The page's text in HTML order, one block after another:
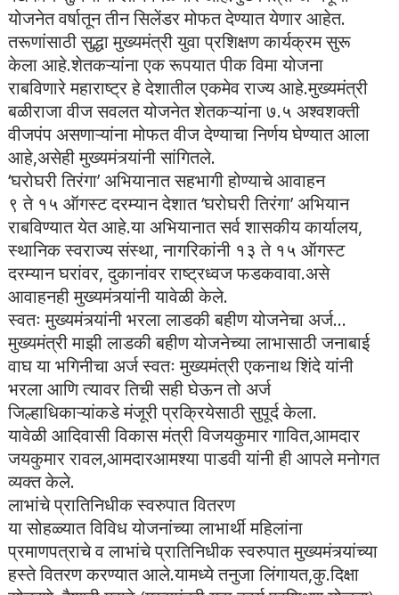
योजनेत वर्षातून तीन सिलेंडर मोफत देण्यात येणार आहेत.
तरूणांसाठी सुद्धा मुख्यमंत्री युवा प्रशिक्षण कार्यक्रम सुरू
केला आहे.शेतकऱ्यांना एक रूपयात पीक विमा योजना
राबविणारे महाराष्ट्र हे देशातील एकमेव राज्य आहे.मुख्यमंत्री
बळीराजा वीज सवलत योजनेत शेतकऱ्यांना ७.५ अश्वशक्ती
वीजपंप असणाऱ्यांना मोफत वीज देण्याचा निर्णय घेण्यात आला
आहे,असेही मुख्यमंत्र्यांनी सांगितले.
‘घरोघरी तिरंगा’ अभियानात सहभागी होण्याचे आवाहन
९ ते १५ ऑगस्ट दरम्यान देशात ‘घरोघरी तिरंगा’ अभियान
राबविण्यात येत आहे.या अभियानात सर्व शासकीय कार्यालय,
स्थानिक स्वराज्य संस्था, नागरिकांनी १३ ते १५ ऑगस्ट
दरम्यान घरांवर, दुकानांवर राष्ट्रध्वज फडकवावा.असे
आवाहनही मुख्यमंत्र्यांनी यावेळी केले.
स्वतः मुख्यमंत्र्यांनी भरला लाडकी बहीण योजनेचा अर्ज…
मुख्यमंत्री माझी लाडकी बहीण योजनेच्या लाभासाठी जनाबाई
वाघ या भगिनीचा अर्ज स्वतः मुख्यमंत्री एकनाथ शिंदे यांनी
भरला आणि त्यावर तिची सही घेऊन तो अर्ज
जिल्हाधिकाऱ्यांकडे मंजूरी प्रक्रियेसाठी सुपूर्द केला.
यावेळी आदिवासी विकास मंत्री विजयकुमार गावित,आमदार
जयकुमार रावल,आमदारआमश्या पाडवी यांनी ही आपले मनोगत
व्यक्त केले.
लाभांचे प्रातिनिधीक स्वरुपात वितरण
या सोहळ्यात विविध योजनांच्या लाभार्थी महिलांना
प्रमाणपत्राचे व लाभांचे प्रातिनिधीक स्वरुपात मुख्यमंत्र्यांच्या
हस्ते वितरण करण्यात आले.यामध्ये तनुजा लिंगायत,कु.दिक्षा